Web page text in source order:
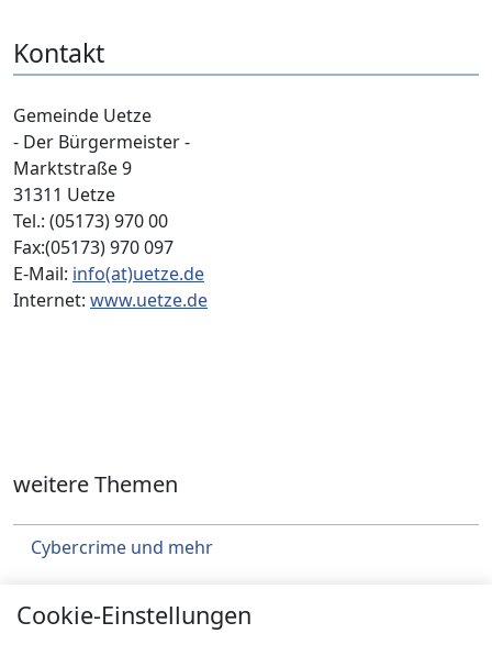
Kontakt
Gemeinde Uetze
- Der Bürgermeister -
Marktstraße 9
31311 Uetze
Tel.: (05173) 970 00
Fax:(05173) 970 097
E-Mail: info(at)uetze.de
Internet: www.uetze.de
weitere Themen
Cybercrime und mehr
Cookie-Einstellungen